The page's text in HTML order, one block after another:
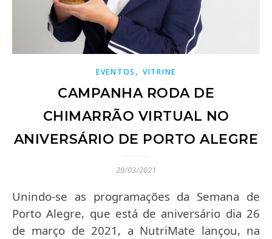
EVENTOS , VITRINE
CAMPANHA RODA DE
CHIMARRÃO VIRTUAL NO
ANIVERSÁRIO DE PORTO ALEGRE
29/03/2021
Unindo-se as programações da Semana de
Porto Alegre, que está de aniversário dia 26
de março de 2021, a NutriMate lançou, na